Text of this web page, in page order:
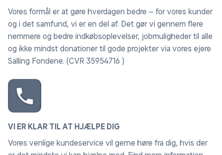
Vores formål er at gøre hverdagen bedre – for vores kunder
og i det samfund, vi er en del af. Det gør vi gennem flere
nemmere og bedre indkøbsoplevelser, jobmuligheder til alle
og ikke mindst donationer til gode projekter via vores ejere
Salling Fondene. (CVR 35954716 )
VI ER KLAR TIL AT HJÆLPE DIG
Vores venlige kundeservice vil gerne høre fra dig, hvis der